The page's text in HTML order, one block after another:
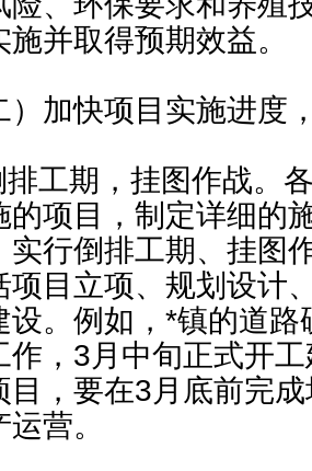
施并取得预期效益。
）加快项目实施进度
排工期，挂图作战。
的项目，制定详细的
实行倒排工期、挂图
项目立项、规划设计
设。例如，*镇的道
作，3月中旬正式开
目，要在3月底前完
营。